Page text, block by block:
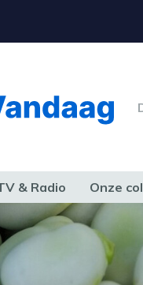
& Radio Onze
GELD, WERK &